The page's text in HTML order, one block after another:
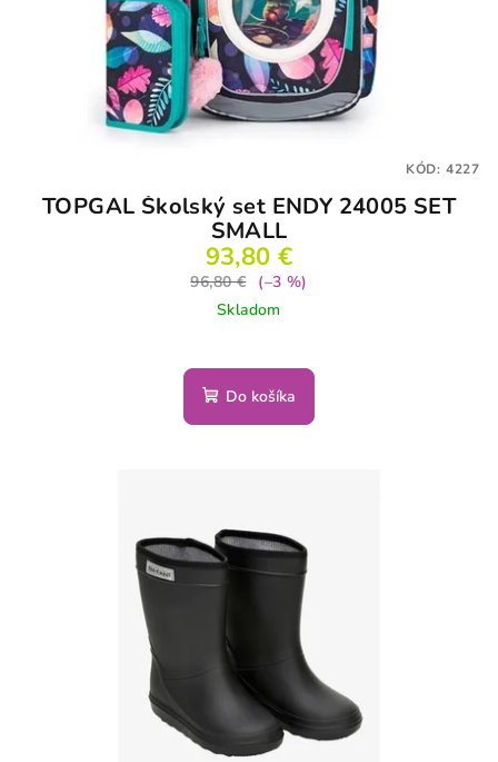
TOPGAL Školský set ENDY 24005 SET
SMALL
93,80 €
96,80 €
(–3 %)
Skladom
Do košíka
KÓD: 4227